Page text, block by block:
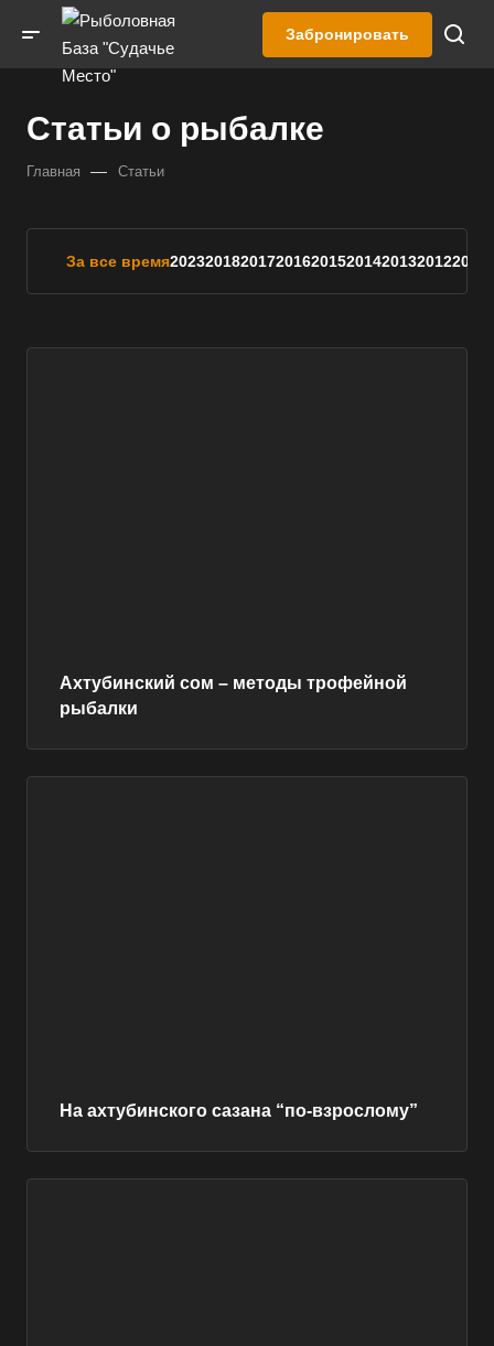
Забронировать
Статьи о рыбалке
Главная — Статьи
За все время202320182017201620152014201320122011
Ахтубинский сом – методы трофейной
рыбалки
На ахтубинского сазана “по-взрослому”